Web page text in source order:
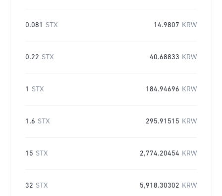
0.081 STX 14.9807 KRW
0.22 STX 40.68833 KRW
1 STX 184.94696 KRW
1.6 STX 295.91515 KRW
15 STX 2,774.20454 KRW
32 STX 5,918.30302 KRW